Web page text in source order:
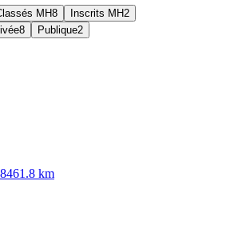
MH8 Inscrits MH2
8 Publique2
1.8 km